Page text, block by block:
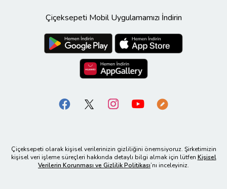
Çiçeksepeti Mobil Uygulamamızı İndirin
Çiçeksepeti olarak kişisel verilerinizin gizliliğini önemsiyoruz. Şirketimizin
kişisel veri işleme süreçleri hakkında detaylı bilgi almak için lütfen Kişisel
Verilerin Korunması ve Gizlilik Politikası’nı inceleyiniz.